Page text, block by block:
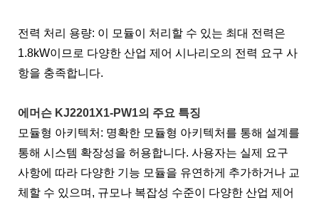
전력 처리 용량: 이 모듈이 처리할 수 있는 최대 전력은
1.8kW이므로 다양한 산업 제어 시나리오의 전력 요구 사
항을 충족합니다.
에머슨 KJ2201X1-PW1의 주요 특징
모듈형 아키텍처: 명확한 모듈형 아키텍처를 통해 설계를
통해 시스템 확장성을 허용합니다. 사용자는 실제 요구
사항에 따라 다양한 기능 모듈을 유연하게 추가하거나 교
체할 수 있으며, 규모나 복잡성 수준이 다양한 산업 제어